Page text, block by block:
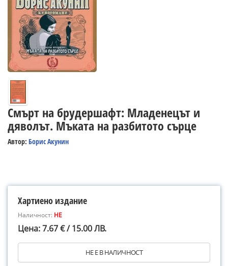
Смърт на брудершафт: Младенецът и
дяволът. Мъката на разбитото сърце
Автор: Борис Акунин
Хартиено издание
Наличност: НЕ
Цена: 7.67 € / 15.00 ЛВ.
НЕ Е В НАЛИЧНОСТ